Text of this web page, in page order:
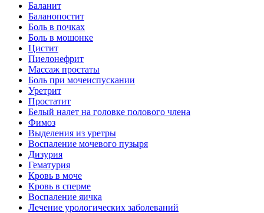
Баланит
Баланопостит
Боль в почках
Боль в мошонке
Цистит
Пиелонефрит
Массаж простаты
Боль при мочеиспускании
Уретрит
Простатит
Белый налет на головке полового члена
Фимоз
Выделения из уретры
Воспаление мочевого пузыря
Дизурия
Гематурия
Кровь в моче
Кровь в сперме
Воспаление яичка
Лечение урологических заболеваний